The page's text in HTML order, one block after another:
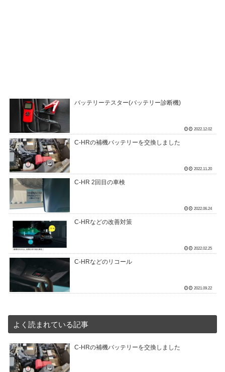
バッテリーテスター(バッテリー診断機)
2022.12.02
C-HRの補機バッテリーを交換しました
2022.11.20
C-HR 2回目の車検
2022.06.24
C-HRなどの改善対策
2022.02.25
C-HRなどのリコール
2021.09.22
よく読まれている記事
C-HRの補機バッテリーを交換しました